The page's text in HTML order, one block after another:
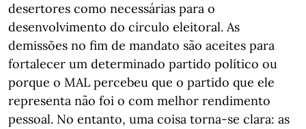
desertores como necessárias para o
desenvolvimento do círculo eleitoral. As
demissões no fim de mandato são aceites para
fortalecer um determinado partido político ou
porque o MAL percebeu que o partido que ele
representa não foi o com melhor rendimento
pessoal. No entanto, uma coisa torna-se clara: as